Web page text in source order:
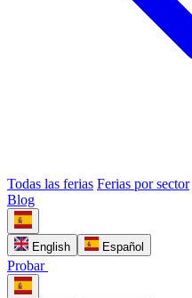
Todas las ferias Ferias por sector
Blog
English Español
Probar